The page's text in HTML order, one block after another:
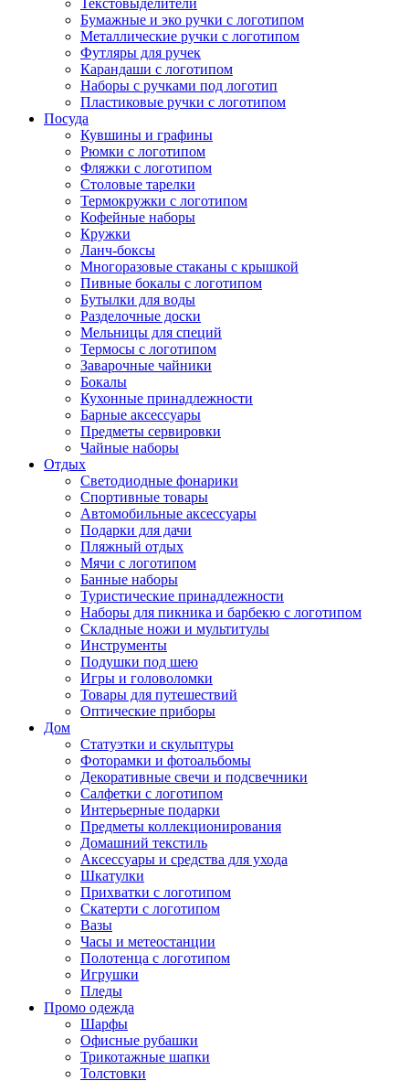
Текстовыделители
Бумажные и эко ручки с логотипом
Металлические ручки с логотипом
Футляры для ручек
Карандаши с логотипом
Наборы с ручками под логотип
Пластиковые ручки с логотипом
Посуда
Кувшины и графины
Рюмки с логотипом
Фляжки с логотипом
Столовые тарелки
Термокружки с логотипом
Кофейные наборы
Кружки
Ланч-боксы
Многоразовые стаканы с крышкой
Пивные бокалы с логотипом
Бутылки для воды
Разделочные доски
Мельницы для специй
Термосы с логотипом
Заварочные чайники
Бокалы
Кухонные принадлежности
Барные аксессуары
Предметы сервировки
Чайные наборы
Отдых
Светодиодные фонарики
Спортивные товары
Автомобильные аксессуары
Подарки для дачи
Пляжный отдых
Мячи с логотипом
Банные наборы
Туристические принадлежности
Наборы для пикника и барбекю с логотипом
Складные ножи и мультитулы
Инструменты
Подушки под шею
Игры и головоломки
Товары для путешествий
Оптические приборы
Дом
Статуэтки и скульптуры
Фоторамки и фотоальбомы
Декоративные свечи и подсвечники
Салфетки с логотипом
Интерьерные подарки
Предметы коллекционирования
Домашний текстиль
Аксессуары и средства для ухода
Шкатулки
Прихватки с логотипом
Скатерти с логотипом
Вазы
Часы и метеостанции
Полотенца с логотипом
Игрушки
Пледы
Промо одежда
Шарфы
Офисные рубашки
Трикотажные шапки
Толстовки